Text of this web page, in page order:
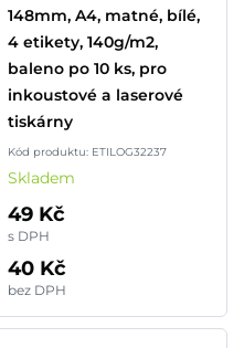
148mm, A4, matné, bílé,
4 etikety, 140g/m2,
baleno po 10 ks, pro
inkoustové a laserové
tiskárny
Kód produktu: ETILOG32237
Skladem
49 Kč
s DPH
40 Kč
bez DPH